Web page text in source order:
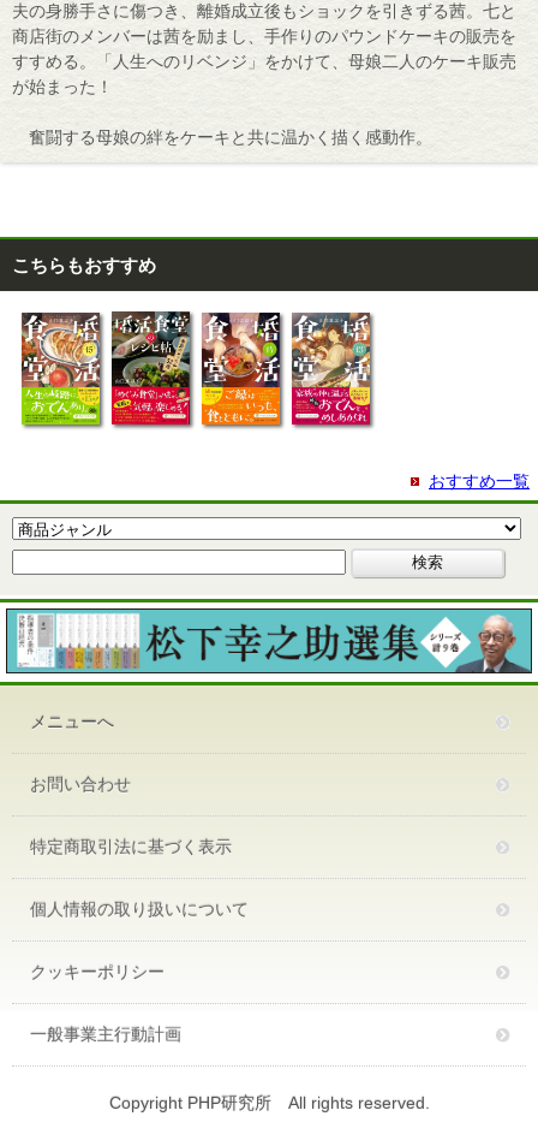
夫の身勝手さに傷つき、離婚成立後もショックを引きずる茜。七と
商店街のメンバーは茜を励まし、手作りのパウンドケーキの販売を
すすめる。「人生へのリベンジ」をかけて、母娘二人のケーキ販売
が始まった！
奮闘する母娘の絆をケーキと共に温かく描く感動作。
こちらもおすすめ
おすすめ一覧
メニューへ
お問い合わせ
特定商取引法に基づく表示
個人情報の取り扱いについて
クッキーポリシー
一般事業主行動計画
Copyright PHP研究所 All rights reserved.